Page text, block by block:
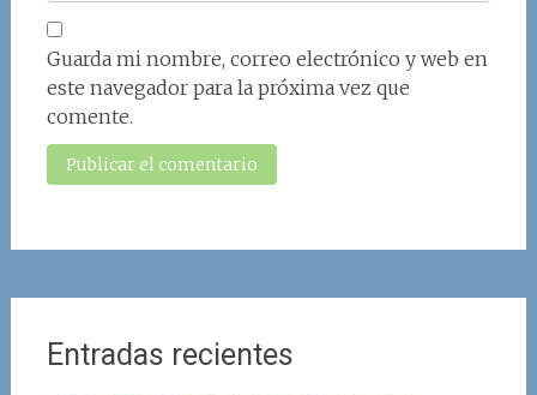
Guarda mi nombre, correo electrónico y web en
este navegador para la próxima vez que
comente.
Entradas recientes